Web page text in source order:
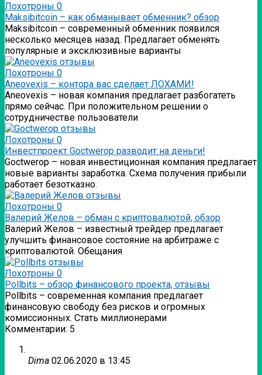
Лохотроны 0
Мaksibitcoin – как обманывает обменник? обзор
Мaksibitcoin – современный обменник появился
несколько месяцев назад. Предлагает обменять
популярные и эксклюзивные варианты
Лохотроны 0
Аneovexis – контора вас сделает ЛОХАМИ!
Аneovexis – новая компания предлагает разбогатеть
прямо сейчас. При положительном решении о
сотрудничестве пользователи
Лохотроны 0
Инвестпроект Goctwerop разводит на деньги!
Goctwerop – новая инвестиционная компания предлагает
новые варианты заработка. Схема получения прибыли
работает безотказно.
Лохотроны 0
Валерий Желов – обман с криптовалютой, обзор
Валерий Желов – известный трейдер предлагает
улучшить финансовое состояние на арбитраже с
криптовалютой. Обещания
Лохотроны 0
Pollbits – обзор финансового проекта, отзывы
Pollbits – современная компания предлагает
финансовую свободу без рисков и огромных
комиссионных. Стать миллионерами
Комментарии: 5
Dima 02.06.2020 в 13:45